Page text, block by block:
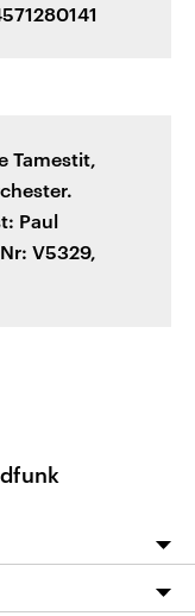
Tamestit,
.
Paul
V5329,